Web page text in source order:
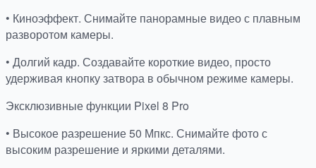
• Киноэффект. Снимайте панорамные видео с плавным
разворотом камеры.
• Долгий кадр. Создавайте короткие видео, просто
удерживая кнопку затвора в обычном режиме камеры.
Эксклюзивные функции Pixel 8 Pro
• Высокое разрешение 50 Мпкс. Снимайте фото с
высоким разрешение и яркими деталями.